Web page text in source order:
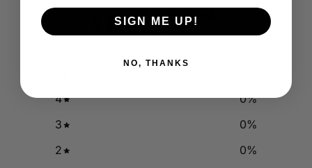
/ 5
4
0%
3
0%
2
0%
SIGN ME UP!
NO, THANKS